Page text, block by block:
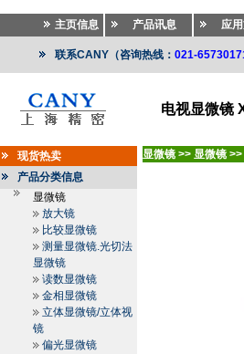
主页信息 产品讯息 应
联系CANY（咨询热线： 021-
电视显微镜
现货热卖
产品分类信息
显微镜
放大镜
比较显微镜
测量显微镜.光切法
显微镜
读数显微镜
金相显微镜
立体显微镜/立体视
镜
偏光显微镜
显微镜 >> 显微镜 >>